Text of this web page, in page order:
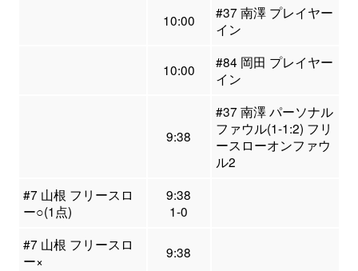
10:00
#37 南澤 プレイヤー
イン
10:00
#84 岡田 プレイヤー
イン
9:38
#37 南澤 パーソナル
ファウル(1-1:2) フリ
ースローオンファウ
ル2
#7 山根 フリースロ
ー○(1点)
9:38
1-0
#7 山根 フリースロ
ー×
9:38